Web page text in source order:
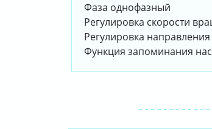
Фаза однофазный
Регулировка скорости
Регулировка
Функция запоминания